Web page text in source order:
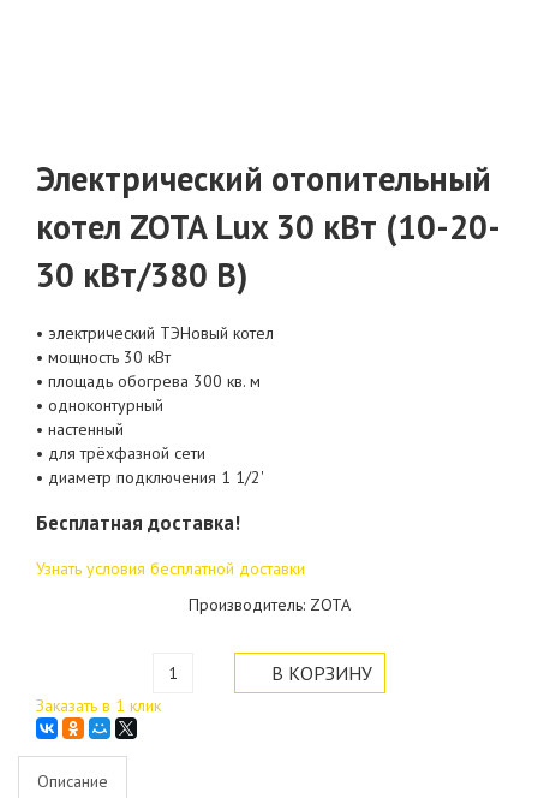
Электрический отопительный
котел ZOTA Lux 30 кВт (10-20-
30 кВт/380 В)
• электрический ТЭНовый котел
• мощность 30 кВт
• площадь обогрева 300 кв. м
• одноконтурный
• настенный
• для трёхфазной сети
• диаметр подключения 1 1/2'
Бесплатная доставка!
Узнать условия бесплатной доставки
Производитель: ZOTA
Заказать в 1 клик
Описание